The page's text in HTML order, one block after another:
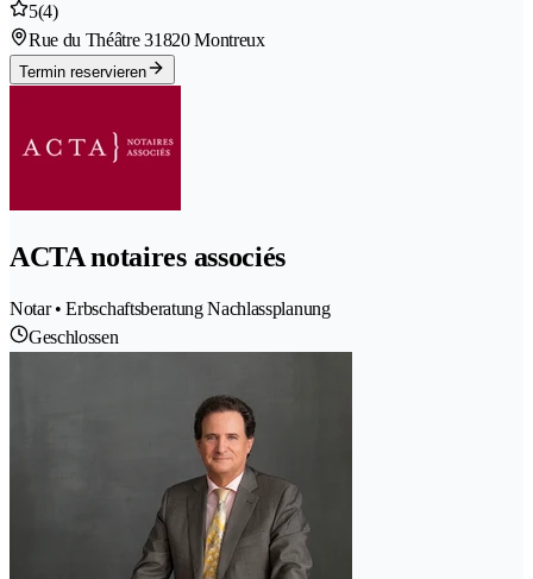
5(4)
Rue du Théâtre 31820 Montreux
Termin reservieren
ACTA notaires associés
Notar • Erbschaftsberatung Nachlassplanung
Geschlossen